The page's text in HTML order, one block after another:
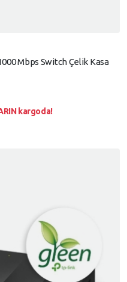
Mbps Switch Çelik Kasa
kargoda!